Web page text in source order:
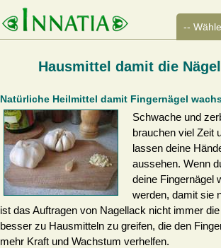
Hausmittel damit die
Natürliche Heilmittel damit Fingernägel
Schwache und
brauchen viel Zeit
lassen deine
aussehen. Wenn
deine Fingernägel
werden, damit sie
ist das Auftragen von Nagellack nicht immer
besser zu Hausmitteln zu greifen, die den
mehr Kraft und Wachstum verhelfen.